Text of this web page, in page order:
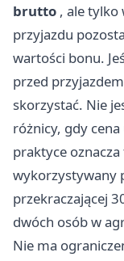
brutto , ale tylko
przyjazdu
wartości bonu.
przed
skorzystać. Nie
różnicy, gdy cena
praktyce
wykorzystywany
przekraczającej
dwóch osób w
Nie ma